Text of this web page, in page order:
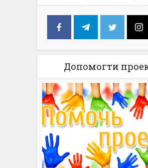
Допомогти